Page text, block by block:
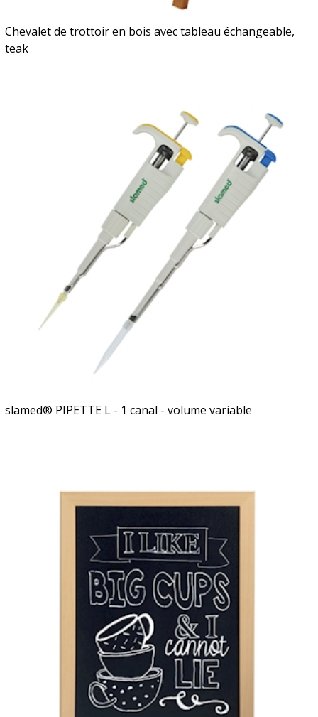
Chevalet de trottoir en bois avec tableau échangeable,
teak
slamed® PIPETTE L - 1 canal - volume variable